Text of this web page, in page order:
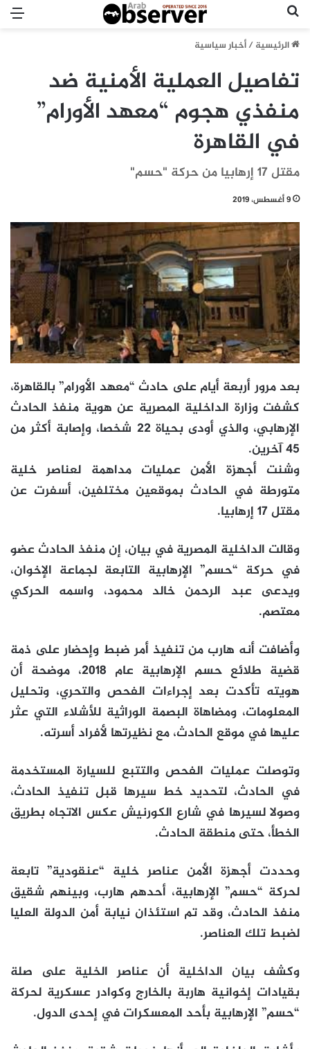
الرئيسية/أخبار سياسية
تفاصيل العملية الأمنية ضد
منفذي هجوم “معهد الأورام”
في القاهرة
مقتل 17 إرهابيا من حركة "حسم"
9 أغسطس، 2019
بعد مرور أربعة أيام على حادث “معهد الأورام” بالقاهرة،
كشفت وزارة الداخلية المصرية عن هوية منفذ الحادث
الإرهابي، والذي أودى بحياة 22 شخصا، وإصابة أكثر من
45 آخرين.
وشنت أجهزة الأمن عمليات مداهمة لعناصر خلية
متورطة في الحادث بموقعين مختلفين، أسفرت عن
مقتل 17 إرهابيا.
وقالت الداخلية المصرية في بيان، إن منفذ الحادث عضو
في حركة “حسم” الإرهابية التابعة لجماعة الإخوان،
ويدعى عبد الرحمن خالد محمود، واسمه الحركي
معتصم.
وأضافت أنه هارب من تنفيذ أمر ضبط وإحضار على ذمة
قضية طلائع حسم الإرهابية عام 2018، موضحة أن
هويته تأكدت بعد إجراءات الفحص والتحري، وتحليل
المعلومات، ومضاهاة البصمة الوراثية للأشلاء التي عثر
عليها في موقع الحادث، مع نظيرتها لأفراد أسرته.
وتوصلت عمليات الفحص والتتبع للسيارة المستخدمة
في الحادث، لتحديد خط سيرها قبل تنفيذ الحادث،
وصولا لسيرها في شارع الكورنيش عكس الاتجاه بطريق
الخطأ، حتى منطقة الحادث.
وحددت أجهزة الأمن عناصر خلية “عنقودية” تابعة
لحركة “حسم” الإرهابية، أحدهم هارب، وبينهم شقيق
منفذ الحادث، وقد تم استئذان نيابة أمن الدولة العليا
لضبط تلك العناصر.
وكشف بيان الداخلية أن عناصر الخلية على صلة
بقيادات إخوانية هاربة بالخارج وكوادر عسكرية لحركة
“حسم” الإرهابية بأحد المعسكرات في إحدى الدول.